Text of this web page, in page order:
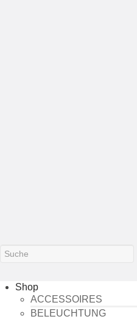
Shop
ACCESSOIRES
BELEUCHTUNG